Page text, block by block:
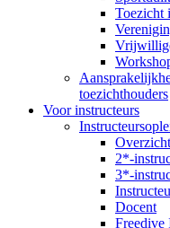
Toezicht
toezichthouders
Voor instructeurs
2*-
3*-
Docent
Freedive